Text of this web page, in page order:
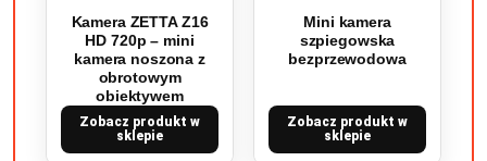
Kamera ZETTA Z16
HD 720p – mini
kamera noszona z
obrotowym
obiektywem
Zobacz produkt w
sklepie
Mini kamera
szpiegowska
bezprzewodowa
Zobacz produkt w
sklepie